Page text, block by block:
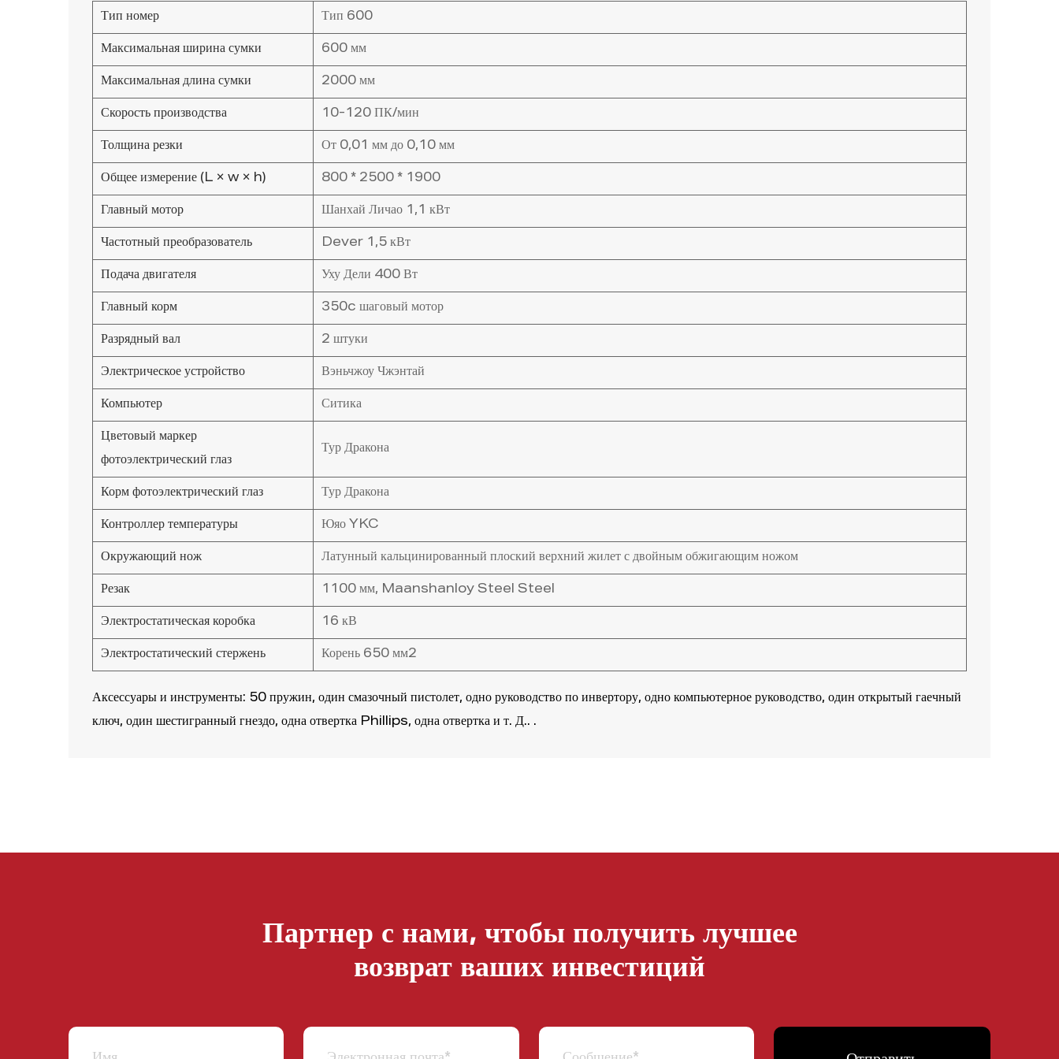
Тип номер Тип 600
Максимальная ширина сумки 600 мм
Максимальная длина сумки 2000 мм
Скорость производства 10-120 ПК/мин
Толщина резки От 0,01 мм до 0,10 мм
Общее измерение (L × w × h) 800 * 2500 * 1900
Главный мотор Шанхай Личао 1,1 кВт
Частотный преобразователь Dever 1,5 кВт
Подача двигателя Уху Дели 400 Вт
Главный корм 350c шаговый мотор
Разрядный вал 2 штуки
Электрическое устройство Вэньчжоу Чжэнтай
Компьютер Ситика
Цветовый маркер
фотоэлектрический глаз
Тур Дракона
Корм фотоэлектрический глаз Тур Дракона
Контроллер температуры Юяо YKC
Окружающий нож Латунный кальцинированный плоский верхний жилет с двойным обжигающим ножом
Резак 1100 мм, Maanshanloy Steel Steel
Электростатическая коробка 16 кВ
Электростатический стержень Корень 650 мм2
Аксессуары и инструменты: 50 пружин, один смазочный пистолет, одно руководство по инвертору, одно компьютерное руководство, один открытый гаечный
ключ, один шестигранный гнездо, одна отвертка Phillips, одна отвертка и т. Д.. .
Партнер с нами, чтобы получить лучшее
возврат ваших инвестиций